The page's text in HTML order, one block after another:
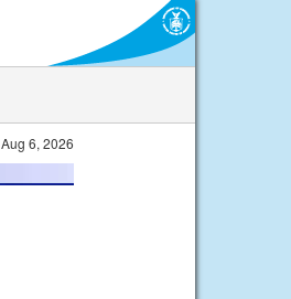
6, 2026